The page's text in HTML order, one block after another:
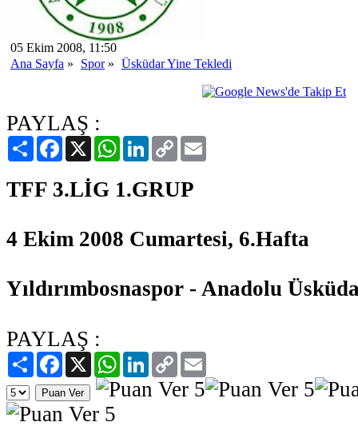
05 Ekim 2008, 11:50
Ana Sayfa » Spor» Üsküdar Yine Tekledi
PAYLAŞ :
PaylaşFacebook
X WhatsAppLinkedIn
Copy
Link
TFF 3.LİG 1.GRUP
4 Ekim 2008 Cumartesi, 6.Hafta
Yıldırımbosnaspor - Anadolu
PAYLAŞ :
PaylaşFacebook
X WhatsAppLinkedIn
Copy
Link